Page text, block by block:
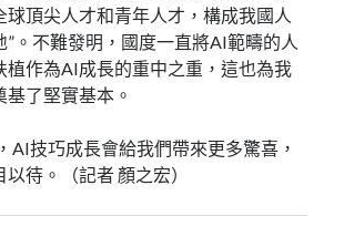
球頂尖人才和青年人才，構成我國人
”。不難發明，國度一直將AI範疇的人
植作為AI成長的重中之重，這也為我
了堅實基本。
AI技巧成長會給我們帶來更多驚喜，
待。（記者 顏之宏）